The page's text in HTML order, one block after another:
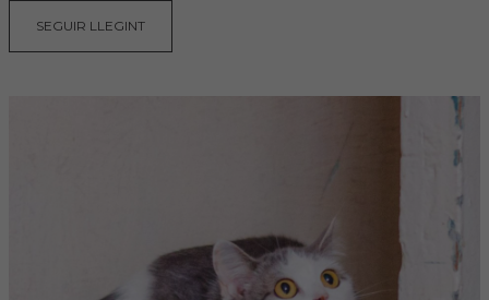
SEGUIR LLEGINT